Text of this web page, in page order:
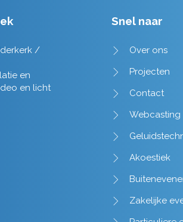
/
en
en licht
Snel naar
Over ons
Projecten
Contact
Webcasting
Akoestiek
Zakelijke